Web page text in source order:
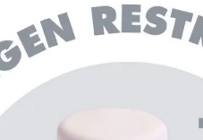
3. bioderma